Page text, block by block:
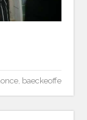
, baeckeoffe